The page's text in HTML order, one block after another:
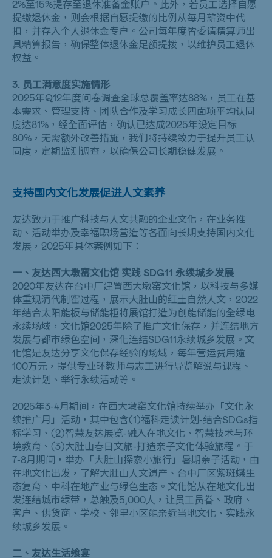
2%至15%提存至退休准备金账户。此外，若员工选择自愿
提缴退休金，则会根据自愿提缴的比例从每月薪资中代
扣，并存入个人退休金专户。公司每年度皆委请精算师出
具精算报告，确保整体退休金足额提拨，以维护员工退休
权益。
3. 员工满意度实施情形
2025年Q12年度问卷调查全球总覆盖率达88% ，员工在基
本需求、管理支持、团队合作及学习成长四面项平均认同
度达81% ，经全面评估，确认已达成2025年设定目标
80% ，无需额外改善措施，我们将持续致力于提升员工认
同度，定期监测调查，以确保公司长期稳健发展。
支持国内文化发展促进人文素养
友达致力于推广科技与人文共融的企业文化，在业务推
动、活动举办及幸福职场营造等各面向长期支持国内文化
发展，2025年具体案例如下：
一、友达西大墩窑文化馆 实践 SDG11 永续城乡发展
2020年友达在台中厂建置西大墩窑文化馆，以科技与多媒
体重现清代制窑过程，展示大肚山的红土自然人文，2022
年结合太阳能板与储能柜将展馆打造为创能储能的全绿电
永续场域，文化馆2025年除了推广文化保存，并连结地方
发展与都市绿色空间，深化连结SDG11永续城乡发展。文
化馆是友达分享文化保存经验的场域，每年营运费用逾
100万元，提供专业环教师与志工进行导览解说与课程、
走读计划、举行永续活动等。
2025年3-4月期间，在西大墩窑文化馆持续举办「文化永
续推广月」活动，其中包含(1)福科走读计划-结合SDGs指
标学习、(2)智慧友达展览-融入在地文化、智慧技术与环
境教育、(3)大肚山春日文旅-打造亲子文化体验旅程。于
7-8月期间，举办「大肚山探索小旅行」暑期亲子活动，由
在地文化出发，了解大肚山人文遗产、台中厂区紫斑蝶生
态复育、中科在地产业与绿色生态。文化馆从在地文化出
发连结城市绿带，总触及5,000人，让员工员眷、政府、
客户、供货商、学校、邻里小区能亲近当地文化、实践永
续城乡发展。
二、友达生活飨宴